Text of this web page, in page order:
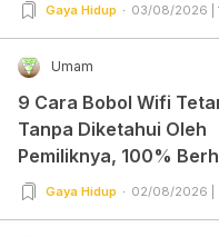
Gaya Hidup 03/08/2026 |
Umam
9 Cara Bobol Wifi
Tanpa Diketahui Oleh
Pemiliknya, 100%
Gaya Hidup 02/08/2026 |